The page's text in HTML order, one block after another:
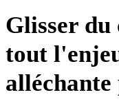
Glisser du
tout
alléchante